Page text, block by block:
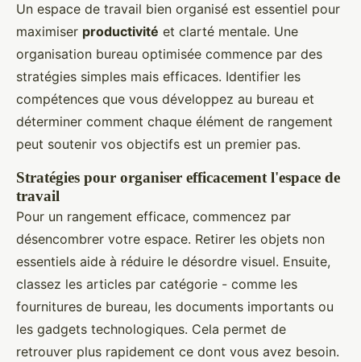
Un espace de travail bien organisé est essentiel pour
maximiser productivité et clarté mentale. Une
organisation bureau optimisée commence par des
stratégies simples mais efficaces. Identifier les
compétences que vous développez au bureau et
déterminer comment chaque élément de rangement
peut soutenir vos objectifs est un premier pas.
Stratégies pour organiser efficacement l'espace de
travail
Pour un rangement efficace, commencez par
désencombrer votre espace. Retirer les objets non
essentiels aide à réduire le désordre visuel. Ensuite,
classez les articles par catégorie - comme les
fournitures de bureau, les documents importants ou
les gadgets technologiques. Cela permet de
retrouver plus rapidement ce dont vous avez besoin.